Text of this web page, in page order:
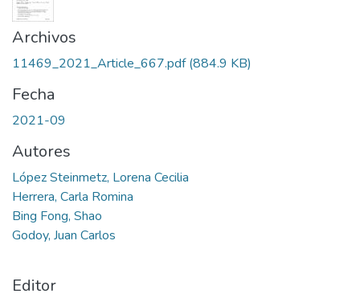
Archivos
11469_2021_Article_667.pdf(884.9 KB)
Fecha
2021-09
Autores
López Steinmetz, Lorena Cecilia
Herrera, Carla Romina
Bing Fong, Shao
Godoy, Juan Carlos
Editor